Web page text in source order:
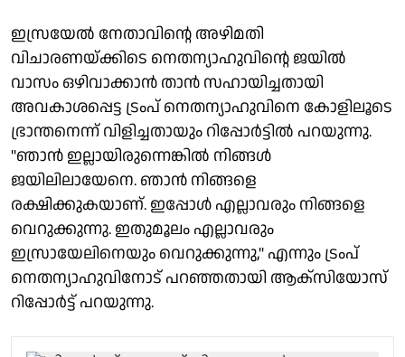
ഇസ്രയേൽ നേതാവിൻ്റെ അഴിമതി
വിചാരണയ്ക്കിടെ നെതന്യാഹുവിൻ്റെ ജയിൽ
വാസം ഒഴിവാക്കാൻ താൻ സഹായിച്ചതായി
അവകാശപ്പെട്ട ട്രംപ് നെതന്യാഹുവിനെ കോളിലൂടെ
ഭ്രാന്തനെന്ന് വിളിച്ചതായും റിപ്പോർട്ടിൽ പറയുന്നു.
"ഞാൻ ഇല്ലായിരുന്നെങ്കിൽ നിങ്ങൾ
ജയിലിലായേനെ. ഞാൻ നിങ്ങളെ
രക്ഷിക്കുകയാണ്. ഇപ്പോൾ എല്ലാവരും നിങ്ങളെ
വെറുക്കുന്നു. ഇതുമൂലം എല്ലാവരും
ഇസ്രായേലിനെയും വെറുക്കുന്നു," എന്നും ട്രംപ്
നെതന്യാഹുവിനോട് പറഞ്ഞതായി ആക്സിയോസ്
റിപ്പോർട്ട് പറയുന്നു.